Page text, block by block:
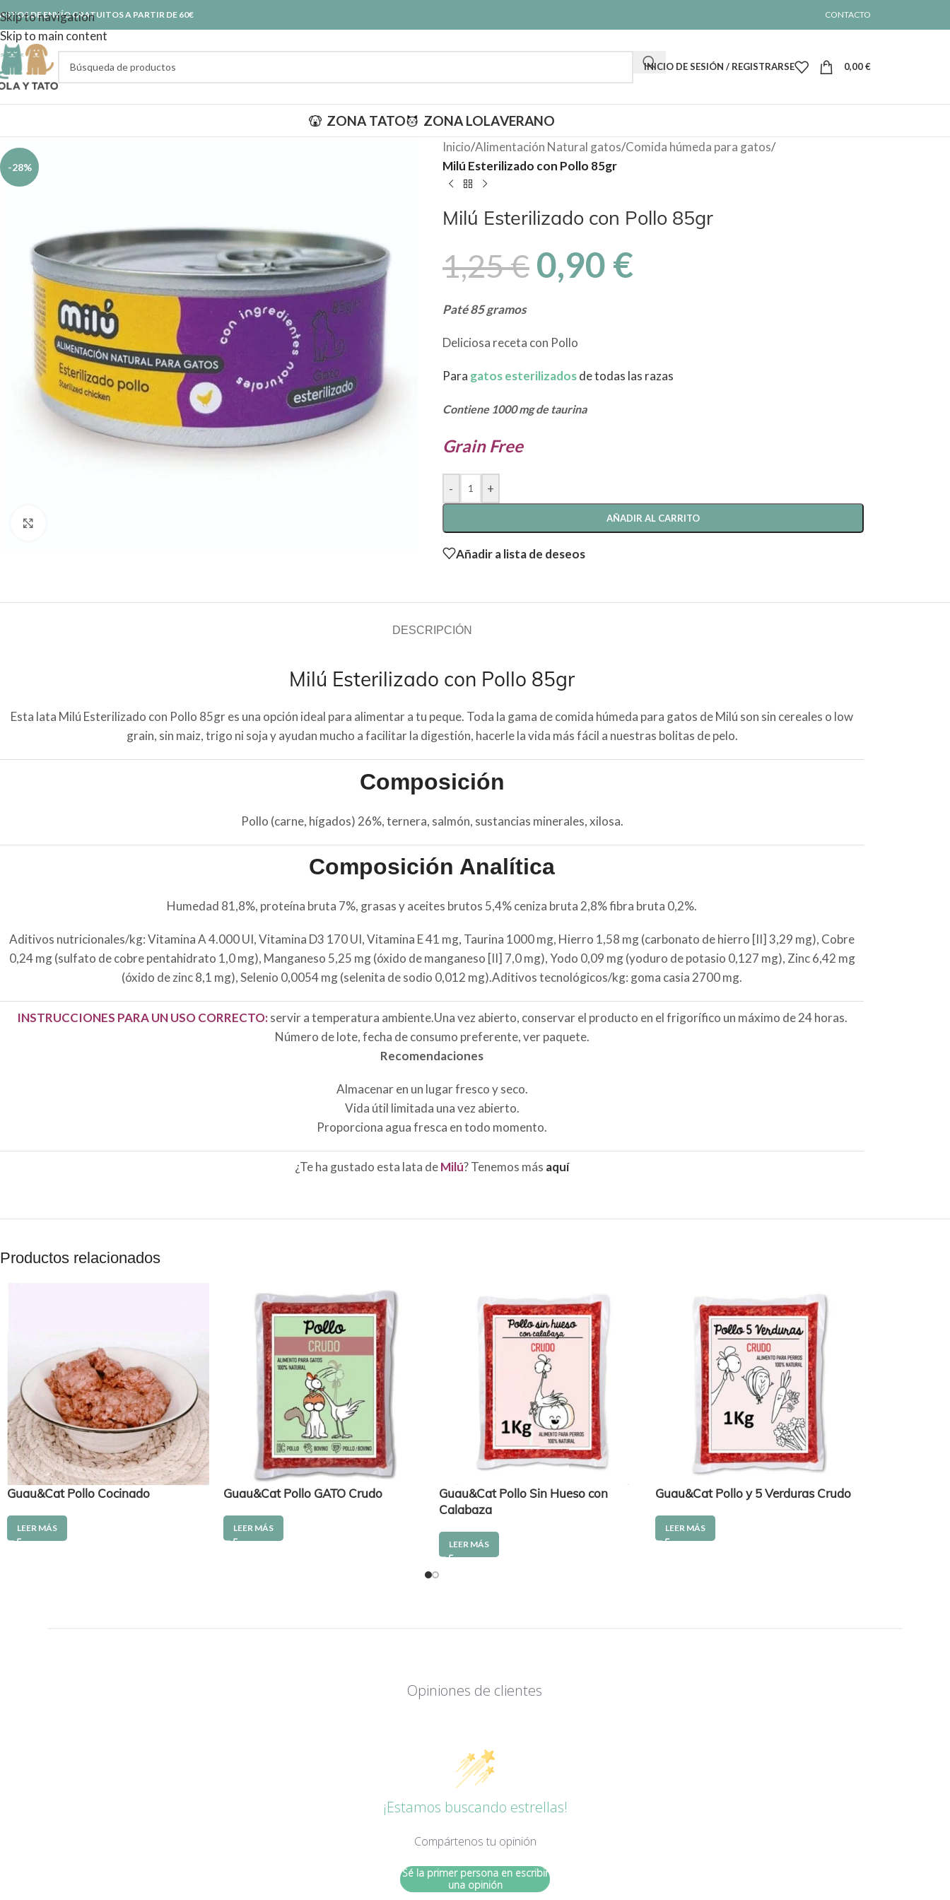
Skip to navigation
Skip to main content
DE ENVÍO GRATUITOS A PARTIR DE 60€ CONTACTO
INICIO DE SESIÓN / REGISTRARSE 0,00€
ZONA TATO ZONA LOLAVERANO
-28%
Inicio/Alimentación Natural gatos/Comida húmeda para gatos/
Milú Esterilizado con Pollo 85gr
Milú Esterilizado con Pollo 85gr
1,25€ 0,90 €
Paté 85 gramos
Deliciosa receta con Pollo
Para gatos esterilizadosde todas las razas
Contiene 1000 mg de taurina
Grain Free
- +
AÑADIR AL CARRITO
Añadir a lista de deseos
DESCRIPCIÓN
Milú Esterilizado con Pollo 85gr
Esta lata Milú Esterilizado con Pollo 85gr es una opción ideal para alimentar a tu peque. Toda la gama de comida húmeda para gatos de Milú son sin cereales o low
grain, sin maiz, trigo ni soja y ayudan mucho a facilitar la digestión, hacerle la vida más fácil a nuestras bolitas de pelo.
Composición
Pollo (carne, hígados) 26%, ternera, salmón, sustancias minerales, xilosa.
Composición Analítica
Humedad 81,8%, proteína bruta 7%, grasas y aceites brutos 5,4% ceniza bruta 2,8% fibra bruta 0,2%.
Aditivos nutricionales/kg: Vitamina A 4.000 UI, Vitamina D3 170 UI, Vitamina E 41 mg, Taurina 1000 mg, Hierro 1,58 mg (carbonato de hierro [II] 3,29 mg), Cobre
0,24 mg (sulfato de cobre pentahidrato 1,0 mg), Manganeso 5,25 mg (óxido de manganeso [II] 7,0 mg), Yodo 0,09 mg (yoduro de potasio 0,127 mg), Zinc 6,42 mg
(óxido de zinc 8,1 mg), Selenio 0,0054 mg (selenita de sodio 0,012 mg).Aditivos tecnológicos/kg: goma casia 2700 mg.
INSTRUCCIONES PARA UN USO CORRECTO:servir a temperatura ambiente.Una vez abierto, conservar el producto en el frigorífico un máximo de 24 horas.
Número de lote, fecha de consumo preferente, ver paquete.
Recomendaciones
Almacenar en un lugar fresco y seco.
Vida útil limitada una vez abierto.
Proporciona agua fresca en todo momento.
¿Te ha gustado esta lata deMilú? Tenemos más aquí
Productos relacionados
Guau&Cat Pollo Cocinado
LEER MÁS
Guau&Cat Pollo GATO Crudo
LEER MÁS
Guau&Cat Pollo Sin Hueso con
Calabaza
LEER MÁS
Guau&Cat Pollo y 5 Verduras Crudo
LEER MÁS
Opiniones de clientes
¡Estamos buscando estrellas!
Compártenos tu opinión
Sé la primer persona en escribir
una opinión